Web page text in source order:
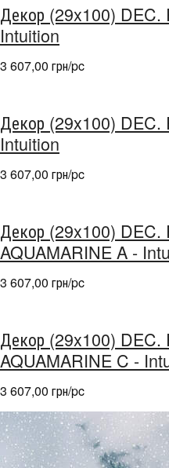
Декор (29x100)
Intuition
3 607,00 грн/pc
Декор (29x100)
Intuition
3 607,00 грн/pc
Декор (29x100) DEC.
AQUAMARINE A -
3 607,00 грн/pc
Декор (29x100) DEC.
AQUAMARINE C -
3 607,00 грн/pc